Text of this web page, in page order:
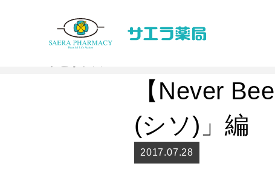
Topics
【Never
(シソ)」編
2017.07.28